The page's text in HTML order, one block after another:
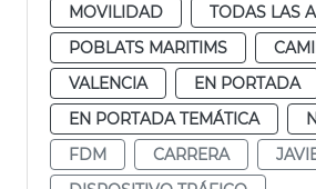
MOVILIDAD
TODAS LAS
POBLATS MARITIMS
VALENCIA
EN PORTADA
EN PORTADA TEMÁTICA
FDM
CARRERA